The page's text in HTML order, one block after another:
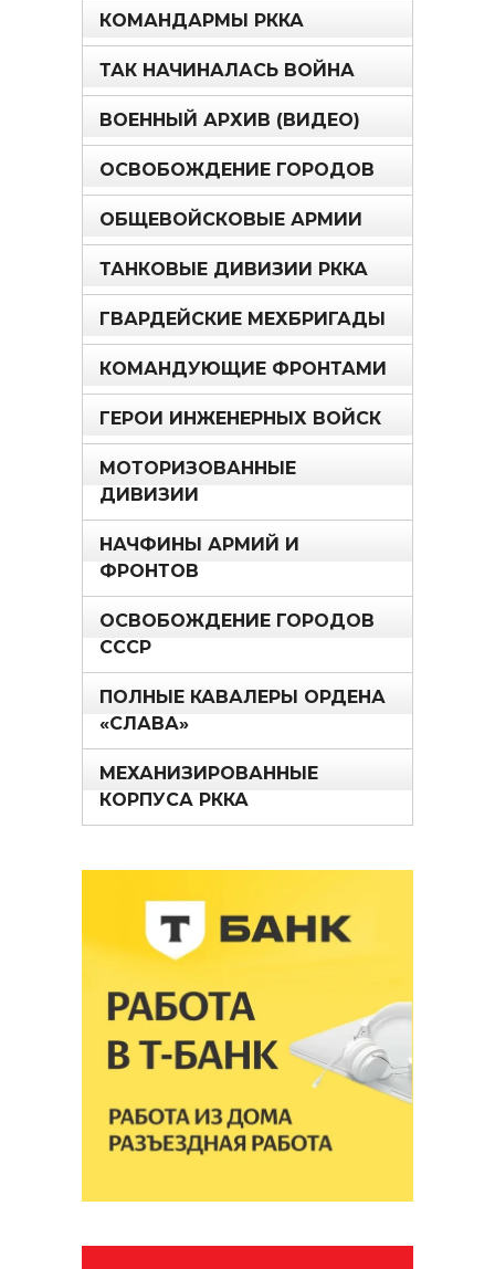
КОМАНДАРМЫ РККА
ТАК НАЧИНАЛАСЬ ВОЙНА
ВОЕННЫЙ АРХИВ (ВИДЕО)
ОСВОБОЖДЕНИЕ ГОРОДОВ
ОБЩЕВОЙСКОВЫЕ АРМИИ
ТАНКОВЫЕ ДИВИЗИИ РККА
ГВАРДЕЙСКИЕ МЕХБРИГАДЫ
КОМАНДУЮЩИЕ ФРОНТАМИ
ГЕРОИ ИНЖЕНЕРНЫХ ВОЙСК
МОТОРИЗОВАННЫЕ
ДИВИЗИИ
НАЧФИНЫ АРМИЙ И
ФРОНТОВ
ОСВОБОЖДЕНИЕ ГОРОДОВ
СССР
ПОЛНЫЕ КАВАЛЕРЫ ОРДЕНА
«СЛАВА»
МЕХАНИЗИРОВАННЫЕ
КОРПУСА РККА